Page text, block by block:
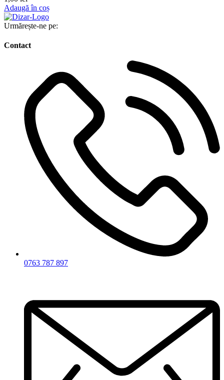
Adaugă în coș
Urmărește-ne pe:
Contact
0763 787 897